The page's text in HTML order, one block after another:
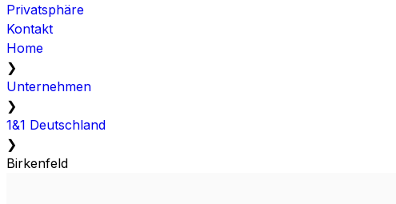
Privatsphäre
Kontakt
Home
❯
Unternehmen
❯
1&1 Deutschland
❯
Birkenfeld